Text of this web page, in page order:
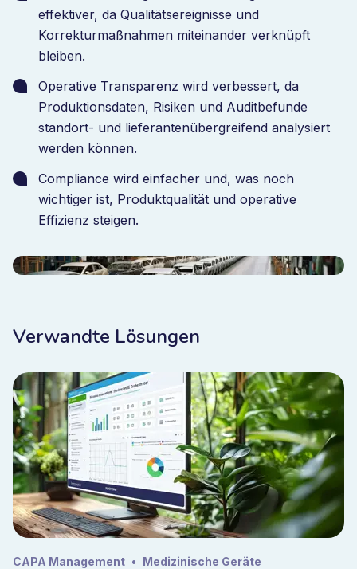
effektiver, da Qualitätsereignisse und
Korrekturmaßnahmen miteinander verknüpft
bleiben.
Operative Transparenz wird verbessert, da
Produktionsdaten, Risiken und Auditbefunde
standort- und lieferantenübergreifend analysiert
werden können.
Compliance wird einfacher und, was noch
wichtiger ist, Produktqualität und operative
Effizienz steigen.
Verwandte Lösungen
CAPA Management • Medizinische Geräte